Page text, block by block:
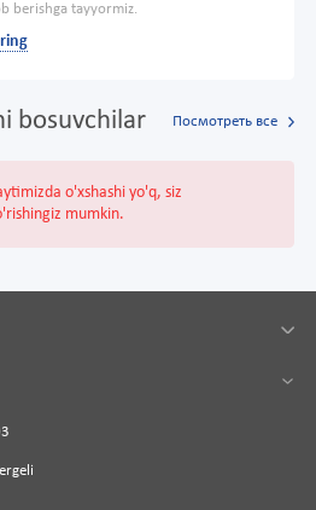
berishga tayyormiz.
bosuvchilar Посмотреть все
o'xshashi yo'q, siz
mumkin.